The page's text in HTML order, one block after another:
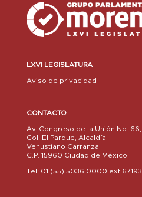
LXVI LEGISLATURA
Aviso de privacidad
CONTACTO
Av. Congreso de la Unión No. 66,
Col. El Parque, Alcaldía
Venustiano Carranza
C.P. 15960 Ciudad de México
Tel: 01 (55) 5036 0000 ext.67193